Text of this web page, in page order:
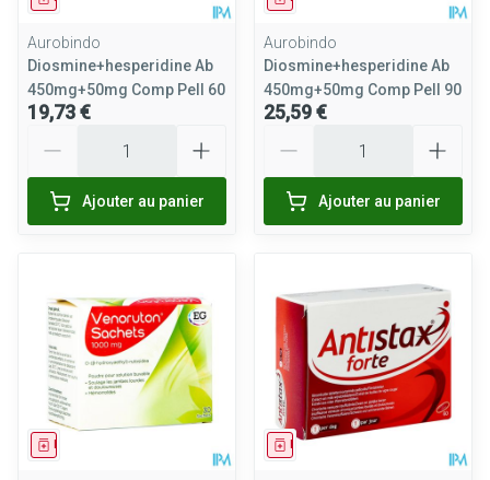
Aurobindo
Diosmine+hesperidine Ab
450mg+50mg Comp Pell 60
19,73 €
Ajouter au panier
Aurobindo
Diosmine+hesperidine Ab
450mg+50mg Comp Pell 90
25,59 €
Ajouter au panier
Médicament